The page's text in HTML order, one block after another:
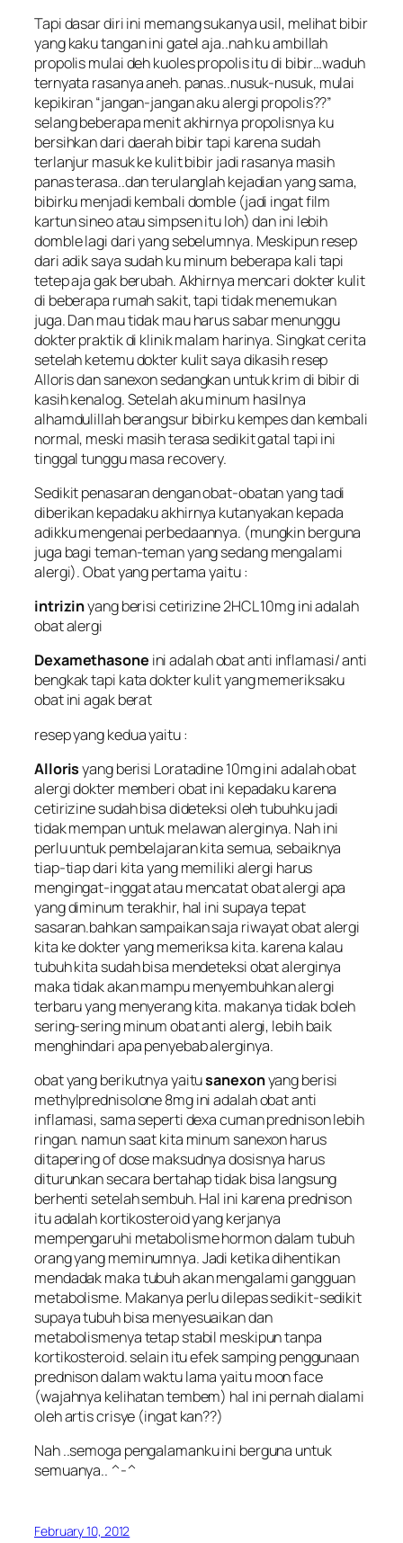
Tapi dasar diri ini memang sukanya usil, melihat bibir
yang kaku tangan ini gatel aja..nah ku ambillah
propolis mulai deh kuoles propolis itu di bibir…waduh
ternyata rasanya aneh. panas..nusuk-nusuk, mulai
kepikiran “jangan-jangan aku alergi propolis??”
selang beberapa menit akhirnya propolisnya ku
bersihkan dari daerah bibir tapi karena sudah
terlanjur masuk ke kulit bibir jadi rasanya masih
panas terasa..dan terulanglah kejadian yang sama,
bibirku menjadi kembali domble (jadi ingat film
kartun sineo atau simpsen itu loh) dan ini lebih
domble lagi dari yang sebelumnya. Meskipun resep
dari adik saya sudah ku minum beberapa kali tapi
tetep aja gak berubah. Akhirnya mencari dokter kulit
di beberapa rumah sakit, tapi tidak menemukan
juga. Dan mau tidak mau harus sabar menunggu
dokter praktik di klinik malam harinya. Singkat cerita
setelah ketemu dokter kulit saya dikasih resep
Allorisdansanexonsedangkan untuk krim di bibir di
kasihkenalog. Setelah aku minum hasilnya
alhamdulillah berangsur bibirku kempes dan kembali
normal, meski masih terasa sedikit gatal tapi ini
tinggal tunggu masa recovery.
Sedikit penasaran dengan obat-obatan yang tadi
diberikan kepadaku akhirnya kutanyakan kepada
adikku mengenai perbedaannya. (mungkin berguna
juga bagi teman-teman yang sedang mengalami
alergi). Obat yang pertama yaitu :
intrizinyang berisi cetirizine 2HCL 10mg ini adalah
obat alergi
Dexamethasone ini adalah obat anti inflamasi/ anti
bengkak tapi kata dokter kulit yang memeriksaku
obat ini agak berat
resep yang kedua yaitu :
Allorisyang berisi Loratadine 10mg ini adalah obat
alergi dokter memberi obat ini kepadaku karena
cetirizine sudah bisa dideteksi oleh tubuhku jadi
tidak mempan untuk melawan alerginya. Nah ini
perlu untuk pembelajaran kita semua, sebaiknya
tiap-tiap dari kita yang memiliki alergi harus
mengingat-inggat atau mencatat obat alergi apa
yang diminum terakhir, hal ini supaya tepat
sasaran.bahkan sampaikan saja riwayat obat alergi
kita ke dokter yang memeriksa kita. karena kalau
tubuh kita sudah bisa mendeteksi obat alerginya
maka tidak akan mampu menyembuhkan alergi
terbaru yang menyerang kita. makanya tidak boleh
sering-sering minum obat anti alergi, lebih baik
menghindari apa penyebab alerginya.
obat yang berikutnya yaitusanexonyang berisi
methylprednisolone 8mg ini adalah obat anti
inflamasi, sama seperti dexa cuman prednison lebih
ringan. namun saat kita minum sanexon harus
ditapering of dosemaksudnya dosisnya harus
diturunkan secara bertahap tidak bisa langsung
berhenti setelah sembuh. Hal ini karena prednison
itu adalah kortikosteroid yang kerjanya
mempengaruhi metabolisme hormon dalam tubuh
orang yang meminumnya. Jadi ketika dihentikan
mendadak maka tubuh akan mengalami gangguan
metabolisme. Makanya perlu dilepas sedikit-sedikit
supaya tubuh bisa menyesuaikan dan
metabolismenya tetap stabil meskipun tanpa
kortikosteroid. selain itu efek samping penggunaan
prednison dalam waktu lama yaitumoon face
(wajahnya kelihatan tembem) hal ini pernah dialami
oleh artis crisye (ingat kan??)
Nah ..semoga pengalamanku ini berguna untuk
semuanya.. ^-^
February 10, 2012